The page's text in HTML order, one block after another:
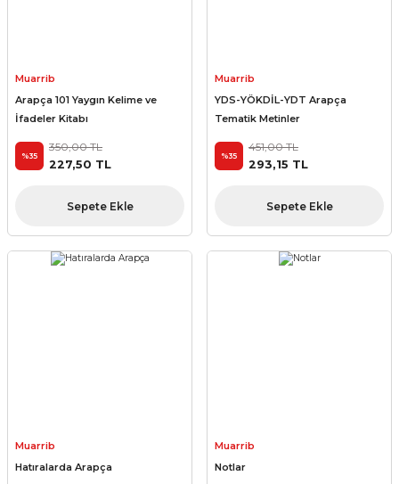
Muarrib
Arapça 101 Yaygın Kelime ve
İfadeler Kitabı
%35
350,00 TL
227,50 TL
Sepete Ekle
Muarrib
YDS-YÖKDİL-YDT Arapça
Tematik Metinler
%35
451,00 TL
293,15 TL
Sepete Ekle
Muarrib
Hatıralarda Arapça
Muarrib
Notlar